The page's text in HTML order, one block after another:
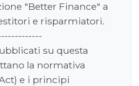
"Better Finance" a
e risparmiatori.
su questa
la normativa
e i principi